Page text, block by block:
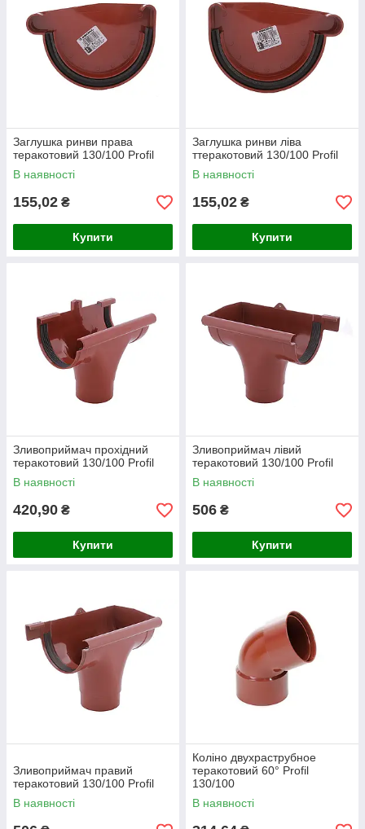
Заглушка ринви права
теракотовий 130/100 Profil
В наявності
155,02 ₴
Купити
Заглушка ринви ліва
ттеракотовий 130/100 Profil
В наявності
155,02 ₴
Купити
Зливоприймач прохідний
теракотовий 130/100 Profil
В наявності
420,90 ₴
Купити
Зливоприймач лівий
теракотовий 130/100 Profil
В наявності
506 ₴
Купити
Зливоприймач правий
теракотовий 130/100 Profil
В наявності
Коліно двухраструбное
теракотовий 60° Profil
130/100
В наявності